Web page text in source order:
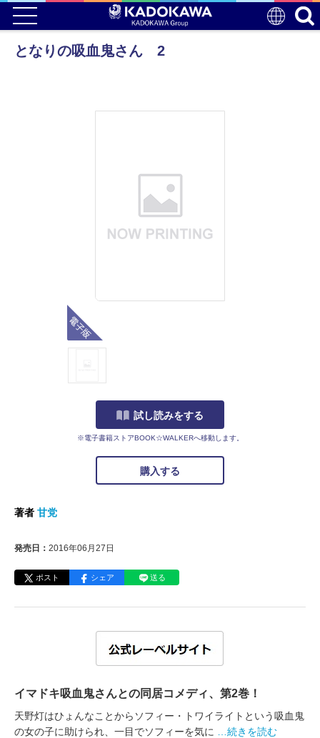
となりの吸血鬼さん 2
試し読みをする
※電子書籍ストアBOOK☆WALKERへ移動します。
購入する
著者 甘党
発売日： 2016年06月27日
ポスト シェア 送る
イマドキ吸血鬼さんとの同居コメディ、第2巻！
天野灯はひょんなことからソフィー・トワイライトという吸血鬼
の女の子に助けられ、一目でソフィーを気に
…続きを読む